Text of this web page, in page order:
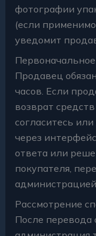
фотографии
(если
уведомит
Продавец
часов. Если
возврат
согласитесь
через
ответа или
покупателя,
Рассмотрение
После перевода